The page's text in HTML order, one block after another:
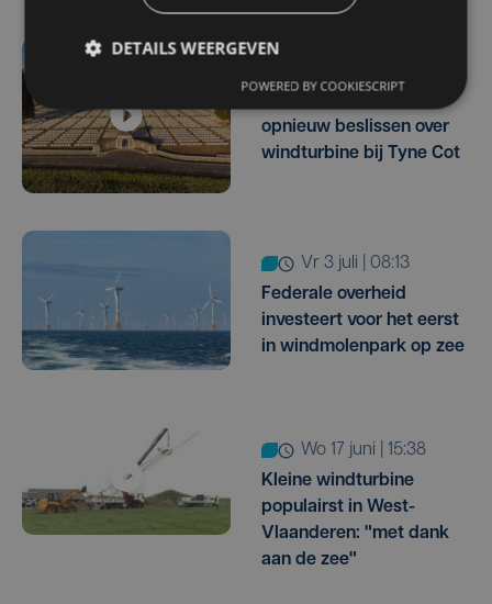
opnieuw beslissen over
windturbine bij Tyne Cot
vr 3 juli | 08:13
Federale overheid
investeert voor het eerst
in windmolenpark op zee
wo 17 juni | 15:38
Kleine windturbine
populairst in West-
Vlaanderen: "met dank
aan de zee"
DETAILS WEERGEVEN
POWERED BY COOKIESCRIPT